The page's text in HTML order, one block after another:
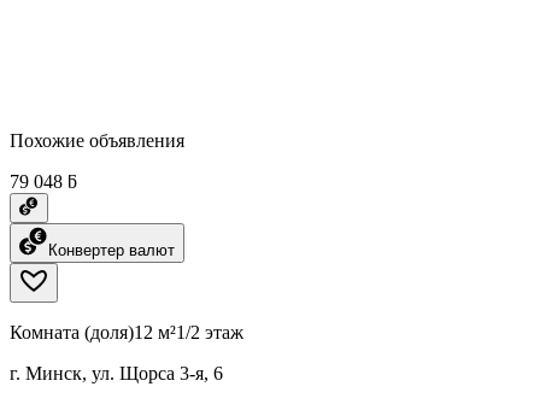
Похожие объявления
79 048 ƃ
Конвертер валют
Комната (доля)12 м²1/2 этаж
г. Минск, ул. Щорса 3-я, 6